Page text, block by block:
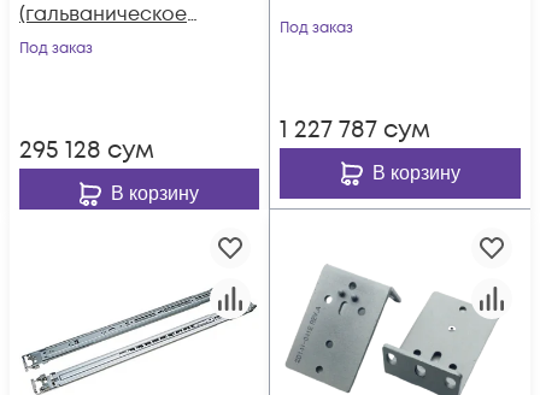
(гальваническое
покрытие) для Cisco
Под заказ
295 128 сум
В корзину
Под заказ
1 227 787 сум
В корзину